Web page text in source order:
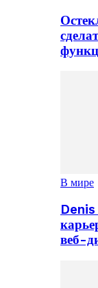
В мире
веб-